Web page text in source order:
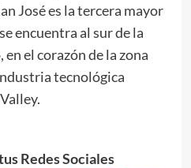
José es la tercera mayor
encuentra al sur de la
en el corazón de la zona
tecnológica
Redes Sociales